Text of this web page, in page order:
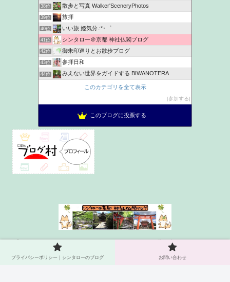
38位 散歩と写真 Walker'SceneryPhotos
39位 旅拝
40位 いい旅 姫気分.:*･゜
41位 シンタロー＠京都 神社仏閣ブログ
42位 御朱印巡りとお散歩ブログ
43位 参拝日和
44位 みえない世界をガイドする BIWANOTERA
神社ヲタク建築士が語る家族円満パワーチャージ神社浴
きものうた
このカテゴリを全て表示
参加する
このブログに投票する
プライバシーポリシー｜シンタ
ローのブログ
お問い合わせ
プライバシーポリシー｜シンタローのブログ お問い合わせ